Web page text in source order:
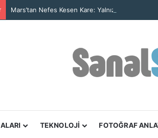
Mars’tan Nefes Kesen Kare: Yalnız Kaya
TEKNOLOJİ FOTOĞRAF